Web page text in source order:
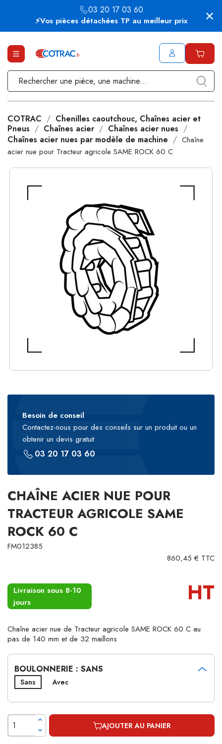
⚡Vos pièces détachées TP au meilleur prix
03 20 17 03 60
COTRAC
Chenilles caoutchouc, Chaînes acier et
Pneus
Chaînes acier
Chaînes acier nues
Chaînes acier nues par modèle de machine
Chaîne
acier nue pour Tracteur agricole SAME ROCK 60 C
Besoin de conseil
Contactez-nous pour des conseils sur un produit ou un
obtenir un devis gratuit
03 20 17 03 60
CHAÎNE ACIER NUE POUR
TRACTEUR AGRICOLE SAME
ROCK 60 C
FM012385
860,45 € TTC
Livraison sous 8-10
jours
HT
Chaîne acier nue de Tracteur agricole SAME ROCK 60 C au
pas de 140 mm et de 32 maillons
BOULONNERIE : SANS
Sans Avec
AJOUTER AU PANIER